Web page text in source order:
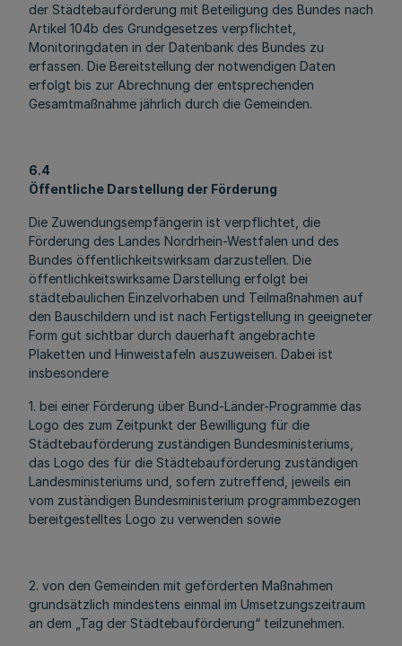
der Städtebauförderung mit Beteiligung des Bundes nach
Artikel 104b des Grundgesetzes verpflichtet,
Monitoringdaten in der Datenbank des Bundes zu
erfassen. Die Bereitstellung der notwendigen Daten
erfolgt bis zur Abrechnung der entsprechenden
Gesamtmaßnahme jährlich durch die Gemeinden.
6.4
Öffentliche Darstellung der Förderung
Die Zuwendungsempfängerin ist verpflichtet, die
Förderung des Landes Nordrhein-Westfalen und des
Bundes öffentlichkeitswirksam darzustellen. Die
öffentlichkeitswirksame Darstellung erfolgt bei
städtebaulichen Einzelvorhaben und Teilmaßnahmen auf
den Bauschildern und ist nach Fertigstellung in geeigneter
Form gut sichtbar durch dauerhaft angebrachte
Plaketten und Hinweistafeln auszuweisen. Dabei ist
insbesondere
1. bei einer Förderung über Bund-Länder-Programme das
Logo des zum Zeitpunkt der Bewilligung für die
Städtebauförderung zuständigen Bundesministeriums,
das Logo des für die Städtebauförderung zuständigen
Landesministeriums und, sofern zutreffend, jeweils ein
vom zuständigen Bundesministerium programmbezogen
bereitgestelltes Logo zu verwenden sowie
2. von den Gemeinden mit geförderten Maßnahmen
grundsätzlich mindestens einmal im Umsetzungszeitraum
an dem „Tag der Städtebauförderung“ teilzunehmen.